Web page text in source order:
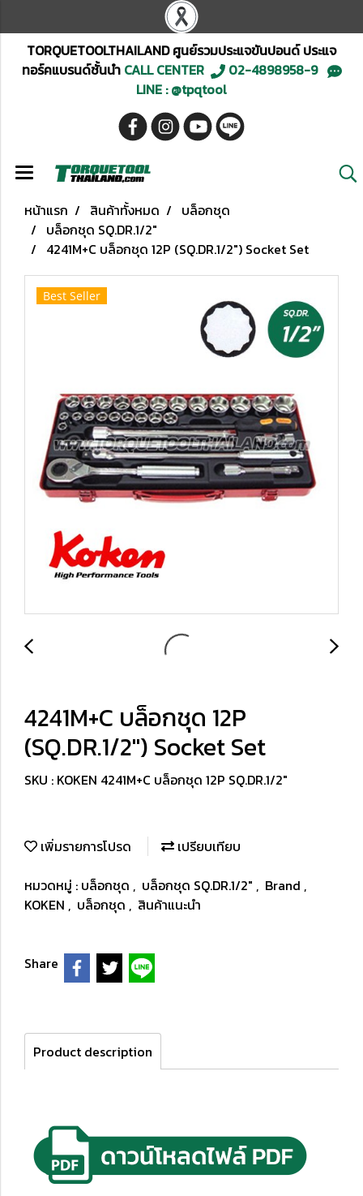
TORQUETOOLTHAILAND ศูนย์รวมประแจขันปอนด์ ประแจ
ทอร์คแบรนด์ชั้นนำCALL CENTER
02-4898958-9
LINE : @tpqtool
หน้าแรก สินค้าทั้งหมด
บล็อกชุด
บล็อกชุด SQ.DR.1/2"
4241M+C บล็อกชุด 12P (SQ.DR.1/2") Socket Set
Best Seller
4241M+C บล็อกชุด 12P
(SQ.DR.1/2") Socket Set
SKU : KOKEN 4241M+C บล็อกชุด 12P SQ.DR.1/2"
เพิ่มรายการโปรด
เปรียบเทียบ
หมวดหมู่ : บล็อกชุด , บล็อกชุด SQ.DR.1/2" , Brand ,
KOKEN , บล็อกชุด , สินค้าแนะนำ
Share
Product description